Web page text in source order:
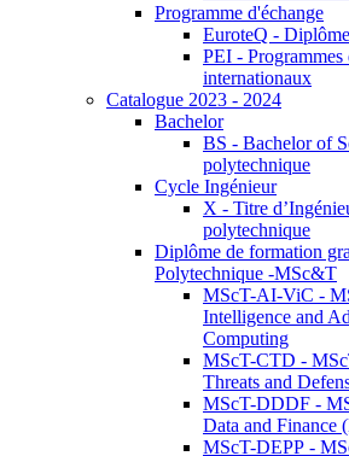
Programme d'échange
EuroteQ -
PEI - Programmes
internationaux
Catalogue 2023 - 2024
Bachelor
BS - Bachelor of
polytechnique
Cycle Ingénieur
X - Titre
polytechnique
Diplôme de formation
Polytechnique -MSc&T
MScT-AI-ViC -
Intelligence and
Computing
MScT-CTD -
Threats and
MScT-DDDF -
Data and Finance
MScT-DEPP -